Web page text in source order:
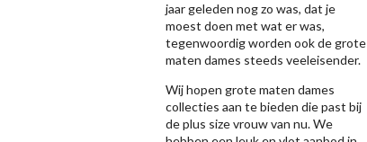
jaar geleden nog zo was, dat je
moest doen met wat er was,
tegenwoordig worden ook de grote
maten dames steeds veeleisender.
Wij hopen grote maten dames
collecties aan te bieden die past bij
de plus size vrouw van nu. We